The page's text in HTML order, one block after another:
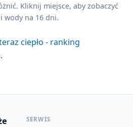
Kliknij miejsce, aby zobaczyć
wody na 16 dni.
ciepło - ranking
.
SERWIS